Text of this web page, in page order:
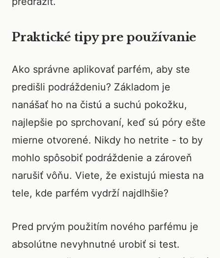
Praktické tipy pre používanie
Ako správne aplikovať parfém, aby ste
predišli podráždeniu? Základom je
nanášať ho na čistú a suchú pokožku,
najlepšie po sprchovaní, keď sú póry ešte
mierne otvorené. Nikdy ho netrite - to by
mohlo spôsobiť podráždenie a zároveň
narušiť vôňu. Viete, že existujú miesta na
tele, kde parfém vydrží najdlhšie?
Pred prvým použitím nového parfému je
absolútne nevyhnutné urobiť si test.